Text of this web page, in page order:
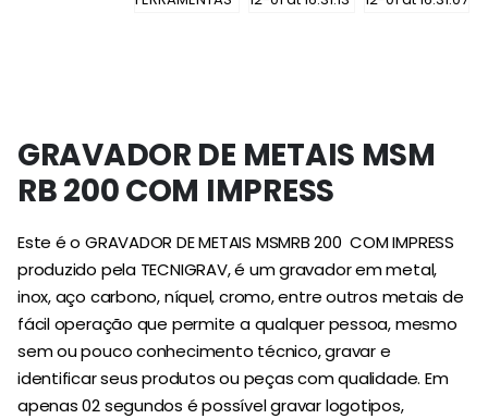
GRAVADOR DE METAIS MSM
RB 200 COM IMPRESS
Este é o GRAVADOR DE METAIS MSMRB 200 COM IMPRESS
produzido pela TECNIGRAV, é um gravador em metal,
inox, aço carbono, níquel, cromo, entre outros metais de
fácil operação que permite a qualquer pessoa, mesmo
sem ou pouco conhecimento técnico, gravar e
identificar seus produtos ou peças com qualidade. Em
apenas 02 segundos é possível gravar logotipos,